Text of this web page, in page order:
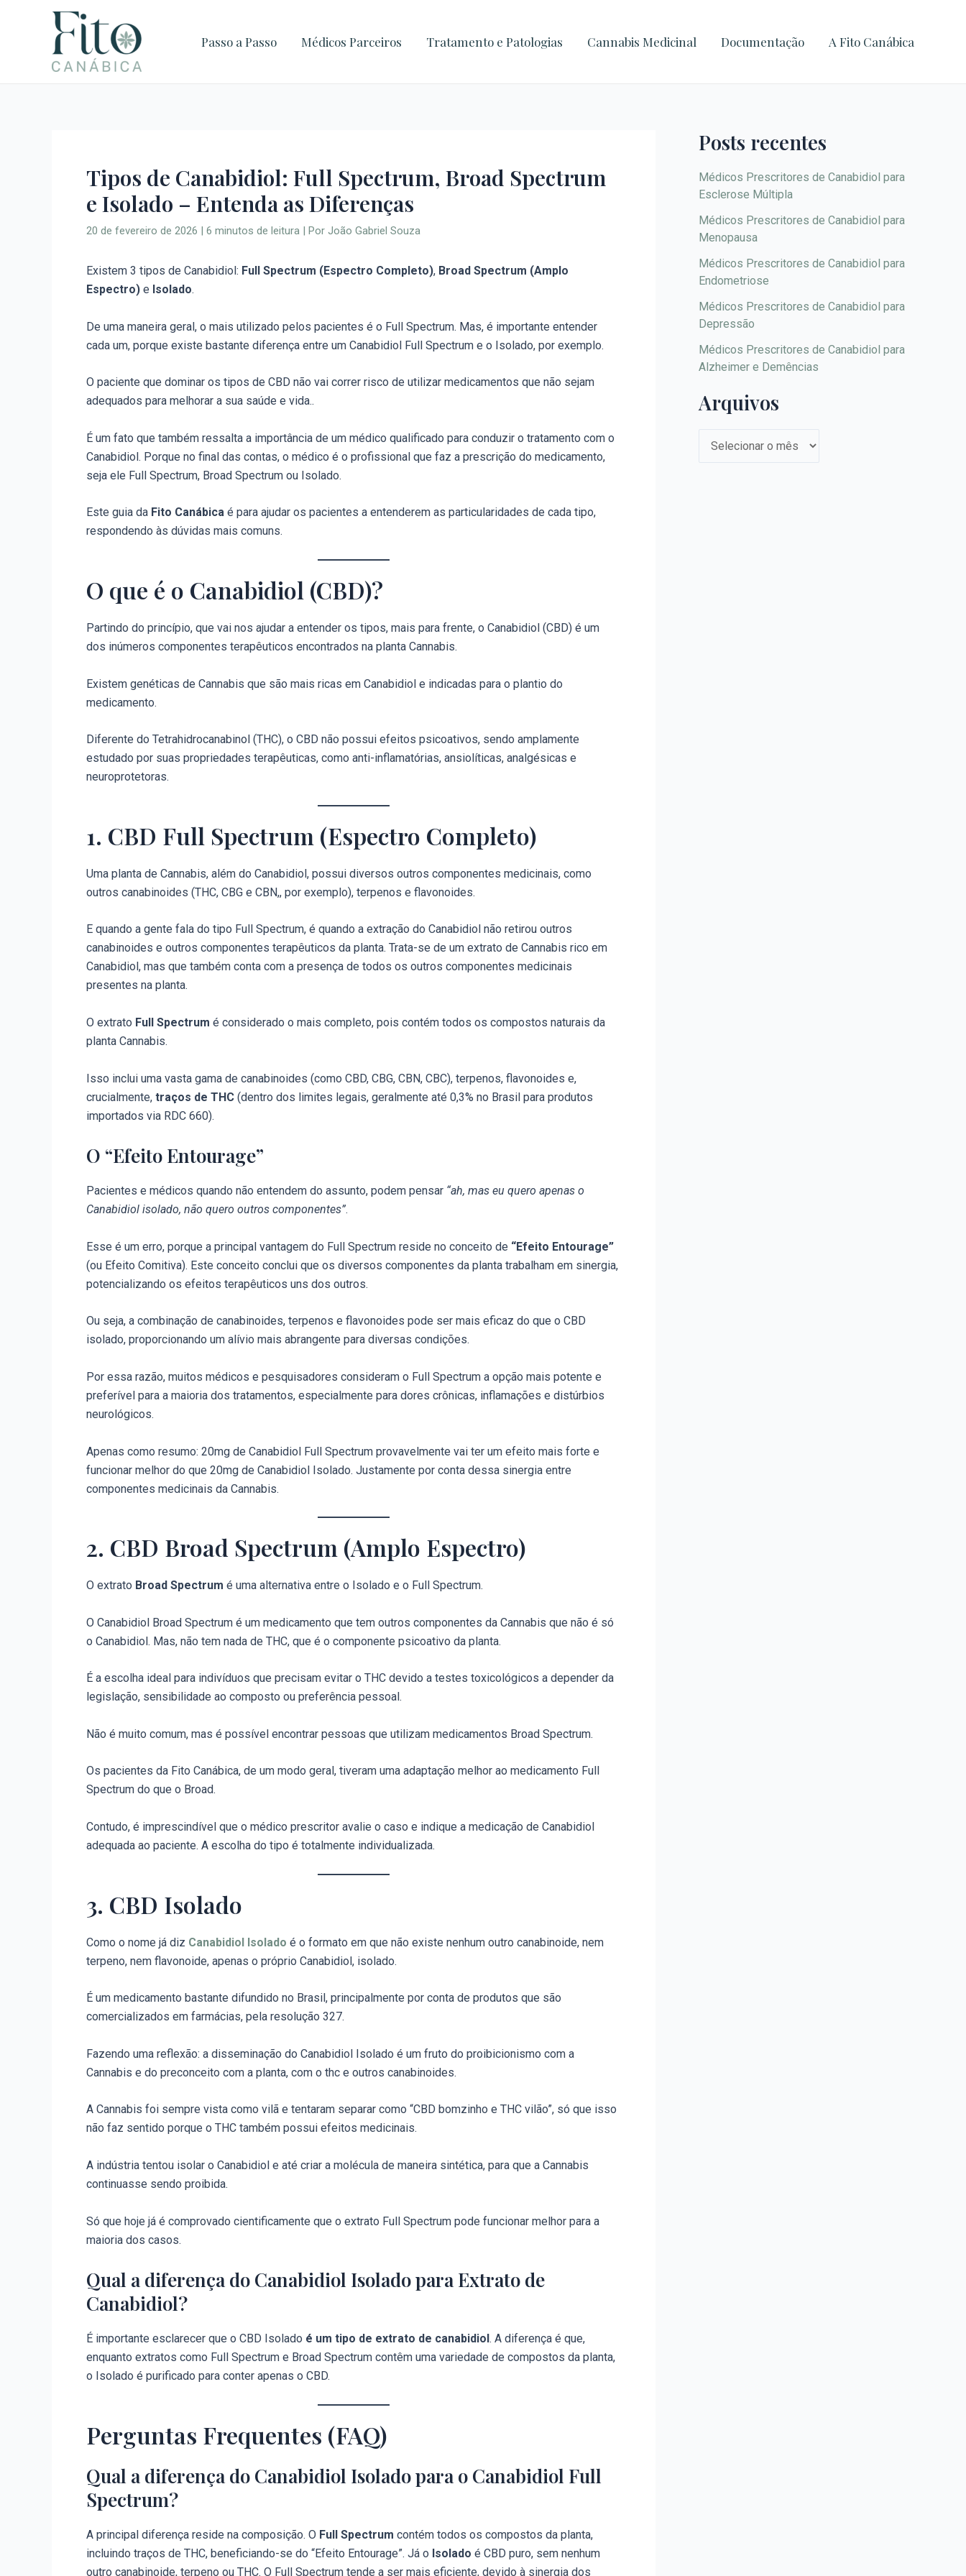
Passo a Passo Médicos Parceiros Tratamento e Patologias Cannabis Medicinal Documentação A Fito Canábica
Tipos de Canabidiol: Full Spectrum, Broad Spectrum
e Isolado – Entenda as Diferenças
20 de fevereiro de 2026 | 6 minutos de leitura | Por João Gabriel Souza
Existem 3 tipos de Canabidiol: Full Spectrum (Espectro Completo), Broad Spectrum (Amplo
Espectro) e Isolado.
De uma maneira geral, o mais utilizado pelos pacientes é o Full Spectrum. Mas, é importante entender
cada um, porque existe bastante diferença entre um Canabidiol Full Spectrum e o Isolado, por exemplo.
O paciente que dominar os tipos de CBD não vai correr risco de utilizar medicamentos que não sejam
adequados para melhorar a sua saúde e vida..
É um fato que também ressalta a importância de um médico qualificado para conduzir o tratamento com o
Canabidiol. Porque no final das contas, o médico é o profissional que faz a prescrição do medicamento,
seja ele Full Spectrum, Broad Spectrum ou Isolado.
Este guia da Fito Canábica é para ajudar os pacientes a entenderem as particularidades de cada tipo,
respondendo às dúvidas mais comuns.
O que é o Canabidiol (CBD)?
Partindo do princípio, que vai nos ajudar a entender os tipos, mais para frente, o Canabidiol (CBD) é um
dos inúmeros componentes terapêuticos encontrados na planta Cannabis.
Existem genéticas de Cannabis que são mais ricas em Canabidiol e indicadas para o plantio do
medicamento.
Diferente do Tetrahidrocanabinol (THC), o CBD não possui efeitos psicoativos, sendo amplamente
estudado por suas propriedades terapêuticas, como anti-inflamatórias, ansiolíticas, analgésicas e
neuroprotetoras.
1. CBD Full Spectrum (Espectro Completo)
Uma planta de Cannabis, além do Canabidiol, possui diversos outros componentes medicinais, como
outros canabinoides (THC, CBG e CBN,, por exemplo), terpenos e flavonoides.
E quando a gente fala do tipo Full Spectrum, é quando a extração do Canabidiol não retirou outros
canabinoides e outros componentes terapêuticos da planta. Trata-se de um extrato de Cannabis rico em
Canabidiol, mas que também conta com a presença de todos os outros componentes medicinais
presentes na planta.
O extrato Full Spectrum é considerado o mais completo, pois contém todos os compostos naturais da
planta Cannabis.
Isso inclui uma vasta gama de canabinoides (como CBD, CBG, CBN, CBC), terpenos, flavonoides e,
crucialmente, traços de THC (dentro dos limites legais, geralmente até 0,3% no Brasil para produtos
importados via RDC 660).
O “Efeito Entourage”
Pacientes e médicos quando não entendem do assunto, podem pensar “ah, mas eu quero apenas o
Canabidiol isolado, não quero outros componentes”.
Esse é um erro, porque a principal vantagem do Full Spectrum reside no conceito de “Efeito Entourage”
(ou Efeito Comitiva). Este conceito conclui que os diversos componentes da planta trabalham em sinergia,
potencializando os efeitos terapêuticos uns dos outros.
Ou seja, a combinação de canabinoides, terpenos e flavonoides pode ser mais eficaz do que o CBD
isolado, proporcionando um alívio mais abrangente para diversas condições.
Por essa razão, muitos médicos e pesquisadores consideram o Full Spectrum a opção mais potente e
preferível para a maioria dos tratamentos, especialmente para dores crônicas, inflamações e distúrbios
neurológicos.
Apenas como resumo: 20mg de Canabidiol Full Spectrum provavelmente vai ter um efeito mais forte e
funcionar melhor do que 20mg de Canabidiol Isolado. Justamente por conta dessa sinergia entre
componentes medicinais da Cannabis.
2. CBD Broad Spectrum (Amplo Espectro)
O extrato Broad Spectrum é uma alternativa entre o Isolado e o Full Spectrum.
O Canabidiol Broad Spectrum é um medicamento que tem outros componentes da Cannabis que não é só
o Canabidiol. Mas, não tem nada de THC, que é o componente psicoativo da planta.
É a escolha ideal para indivíduos que precisam evitar o THC devido a testes toxicológicos a depender da
legislação, sensibilidade ao composto ou preferência pessoal.
Não é muito comum, mas é possível encontrar pessoas que utilizam medicamentos Broad Spectrum.
Os pacientes da Fito Canábica, de um modo geral, tiveram uma adaptação melhor ao medicamento Full
Spectrum do que o Broad.
Contudo, é imprescindível que o médico prescritor avalie o caso e indique a medicação de Canabidiol
adequada ao paciente. A escolha do tipo é totalmente individualizada.
3. CBD Isolado
Como o nome já diz Canabidiol Isolado é o formato em que não existe nenhum outro canabinoide, nem
terpeno, nem flavonoide, apenas o próprio Canabidiol, isolado.
É um medicamento bastante difundido no Brasil, principalmente por conta de produtos que são
comercializados em farmácias, pela resolução 327.
Fazendo uma reflexão: a disseminação do Canabidiol Isolado é um fruto do proibicionismo com a
Cannabis e do preconceito com a planta, com o thc e outros canabinoides.
A Cannabis foi sempre vista como vilã e tentaram separar como “CBD bomzinho e THC vilão”, só que isso
não faz sentido porque o THC também possui efeitos medicinais.
A indústria tentou isolar o Canabidiol e até criar a molécula de maneira sintética, para que a Cannabis
continuasse sendo proibida.
Só que hoje já é comprovado cientificamente que o extrato Full Spectrum pode funcionar melhor para a
maioria dos casos.
Qual a diferença do Canabidiol Isolado para Extrato de
Canabidiol?
É importante esclarecer que o CBD Isolado é um tipo de extrato de canabidiol . A diferença é que,
enquanto extratos como Full Spectrum e Broad Spectrum contêm uma variedade de compostos da planta,
o Isolado é purificado para conter apenas o CBD.
Perguntas Frequentes (FAQ)
Qual a diferença do Canabidiol Isolado para o Canabidiol Full
Spectrum?
A principal diferença reside na composição. O Full Spectrum contém todos os compostos da planta,
incluindo traços de THC, beneficiando-se do “Efeito Entourage”. Já o Isolado é CBD puro, sem nenhum
outro canabinoide, terpeno ou THC. O Full Spectrum tende a ser mais eficiente, devido à sinergia dos
Posts recentes
Médicos Prescritores de Canabidiol para
Esclerose Múltipla
Médicos Prescritores de Canabidiol para
Menopausa
Médicos Prescritores de Canabidiol para
Endometriose
Médicos Prescritores de Canabidiol para
Depressão
Médicos Prescritores de Canabidiol para
Alzheimer e Demências
Arquivos
o
s